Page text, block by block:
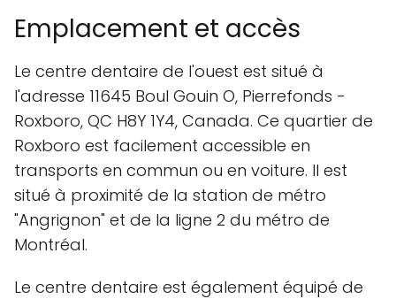
Emplacement et accès
Le centre dentaire de l'ouest est situé à
l'adresse 11645 Boul Gouin O, Pierrefonds -
Roxboro, QC H8Y 1Y4, Canada. Ce quartier de
Roxboro est facilement accessible en
transports en commun ou en voiture. Il est
situé à proximité de la station de métro
"Angrignon" et de la ligne 2 du métro de
Montréal.
Le centre dentaire est également équipé de